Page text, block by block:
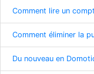
Comment lire un
Comment éliminer la
Du nouveau en